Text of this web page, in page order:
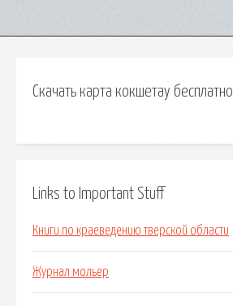
Скачать карта кокшетау бесплатно
Links to Important Stuff
Книги по краеведению тверской области
Журнал мольер